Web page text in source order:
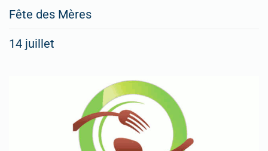
Fête des Mères
14 juillet